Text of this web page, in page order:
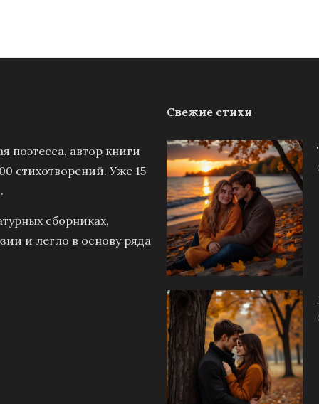
поэтесса, автор книги
стихотворений. Уже 15
сборниках,
и легло в основу ряда
Свежие стихи